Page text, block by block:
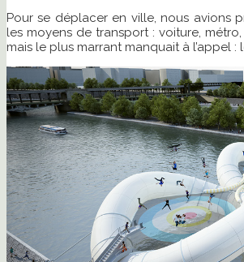
Pour se déplacer en ville, nous avions
les moyens de transport : voiture,
mais le plus marrant manquait à l’appel :